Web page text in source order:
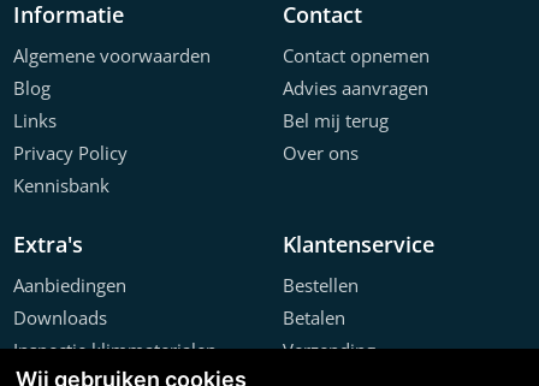
Informatie
Algemene voorwaarden
Blog
Links
Privacy Policy
Kennisbank
Contact
Contact opnemen
Advies aanvragen
Bel mij terug
Over ons
Extra's
Aanbiedingen
Downloads
Inspectie klimmaterialen
Klantenservice
Bestellen
Betalen
Verzending
Wij gebruiken cookies